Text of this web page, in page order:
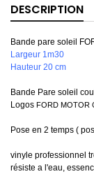
DESCRIPTION
Bande pare soleil
Largeur 1m30
Hauteur 20 cm
Bande Pare soleil
Logos FORD MOTOR
Pose en 2 temps (
vinyle professionnel
résiste a l'eau,